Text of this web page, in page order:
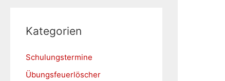
n
Kategorien
Schulungstermine
Übungsfeuerlöscher